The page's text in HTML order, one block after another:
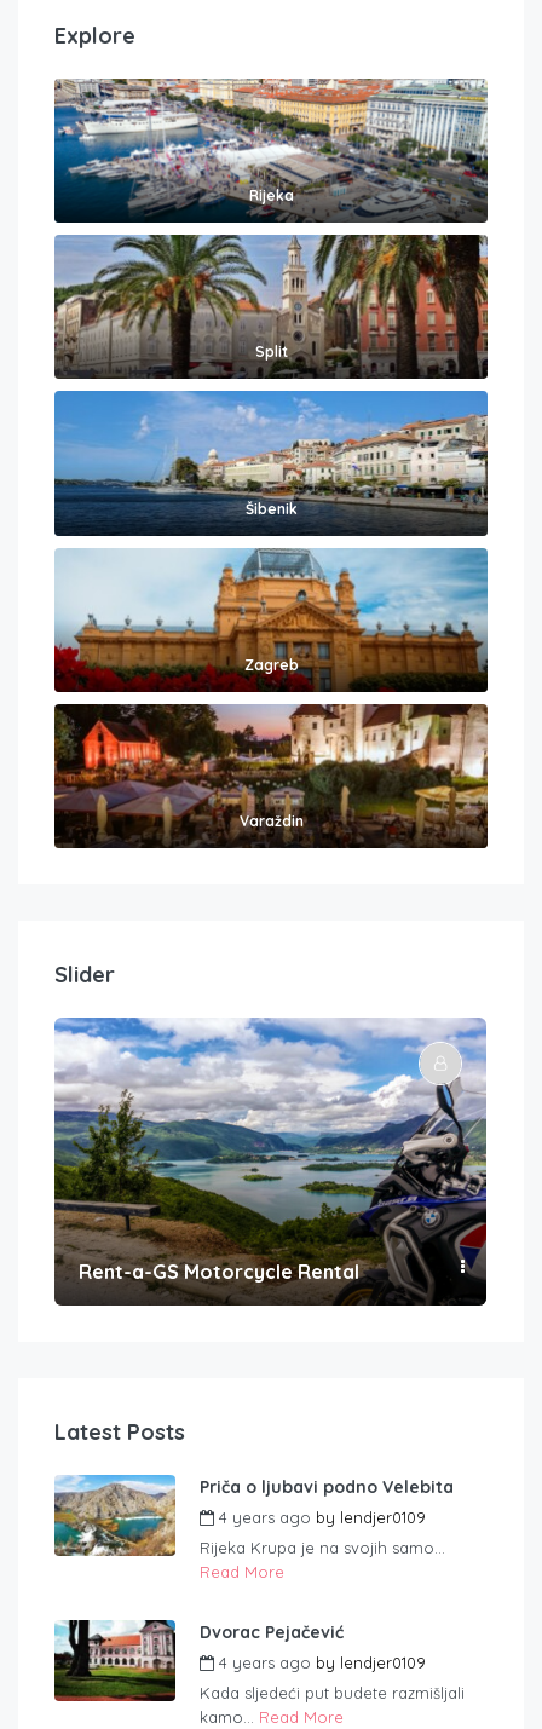
Explore
Rijeka
Split
Šibenik
Zagreb
Varaždin
Slider
Rent-a-GS Motorcycle Rental
Latest Posts
Priča o ljubavi podno Velebita
4 years ago by lendjer0109
Rijeka Krupa je na svojih samo...
Read More
Dvorac Pejačević
4 years ago by lendjer0109
Kada sljedeći put budete razmišljali
kamo... Read More